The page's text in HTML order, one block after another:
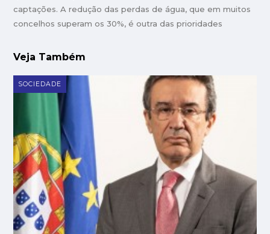
captações. A redução das perdas de água, que em muitos
concelhos superam os 30%, é outra das prioridades
Veja Também
SOCIEDADE